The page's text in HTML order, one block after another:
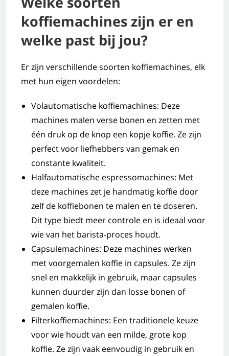
koffiemachines zijn er en
welke past bij jou?
Er zijn verschillende soorten koffiemachines, elk
met hun eigen voordelen:
Volautomatische koffiemachines: Deze
machines malen verse bonen en zetten met
één druk op de knop een kopje koffie. Ze zijn
perfect voor liefhebbers van gemak en
constante kwaliteit.
Halfautomatische espressomachines: Met
deze machines zet je handmatig koffie door
zelf de koffiebonen te malen en te doseren.
Dit type biedt meer controle en is ideaal voor
wie van het barista-proces houdt.
Capsulemachines: Deze machines werken
met voorgemalen koffie in capsules. Ze zijn
snel en makkelijk in gebruik, maar capsules
kunnen duurder zijn dan losse bonen of
gemalen koffie.
Filterkoffiemachines: Een traditionele keuze
voor wie houdt van een milde, grote kop
koffie. Ze zijn vaak eenvoudig in gebruik en